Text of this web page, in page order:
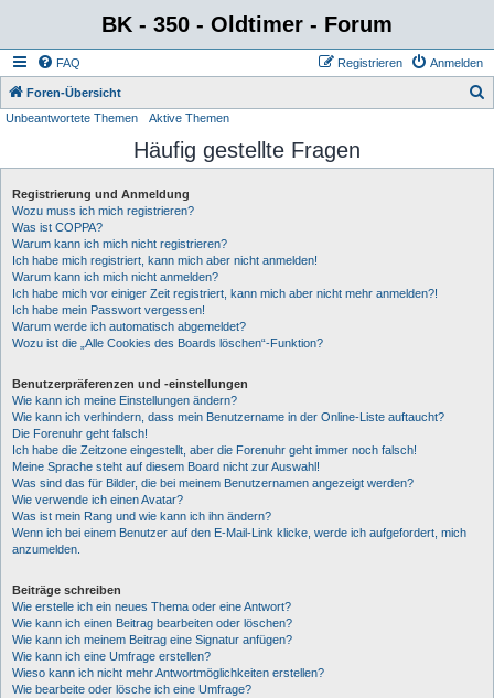
BK - 350 - Oldtimer - Forum
FAQ Anmelden
Registrieren
Foren-Übersicht
h
Unbeantwortete Themen Aktive Themen
Häufig gestellte Fragen
Registrierung und Anmeldung
Wozu muss ich mich registrieren?
Was ist COPPA?
Warum kann ich mich nicht registrieren?
Ich habe mich registriert, kann mich aber nicht anmelden!
Warum kann ich mich nicht anmelden?
Ich habe mich vor einiger Zeit registriert, kann mich aber nicht mehr anmelden?!
Ich habe mein Passwort vergessen!
Warum werde ich automatisch abgemeldet?
Wozu ist die „Alle Cookies des Boards löschen“-Funktion?
Benutzerpräferenzen und -einstellungen
Wie kann ich meine Einstellungen ändern?
Wie kann ich verhindern, dass mein Benutzername in der Online-Liste auftaucht?
Die Forenuhr geht falsch!
Ich habe die Zeitzone eingestellt, aber die Forenuhr geht immer noch falsch!
Meine Sprache steht auf diesem Board nicht zur Auswahl!
Was sind das für Bilder, die bei meinem Benutzernamen angezeigt werden?
Wie verwende ich einen Avatar?
Was ist mein Rang und wie kann ich ihn ändern?
Wenn ich bei einem Benutzer auf den E-Mail-Link klicke, werde ich aufgefordert, mich
anzumelden.
Beiträge schreiben
Wie erstelle ich ein neues Thema oder eine Antwort?
Wie kann ich einen Beitrag bearbeiten oder löschen?
Wie kann ich meinem Beitrag eine Signatur anfügen?
Wie kann ich eine Umfrage erstellen?
Wieso kann ich nicht mehr Antwortmöglichkeiten erstellen?
Wie bearbeite oder lösche ich eine Umfrage?